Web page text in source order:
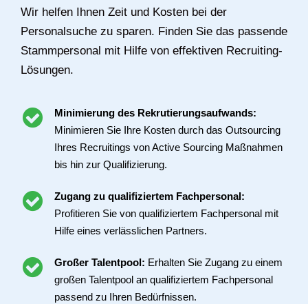
Wir helfen Ihnen Zeit und Kosten bei der
Personalsuche zu sparen. Finden Sie das passende
Stammpersonal mit Hilfe von effektiven Recruiting-
Lösungen.
Minimierung des Rekrutierungsaufwands:
Minimieren Sie Ihre Kosten durch das Outsourcing
Ihres Recruitings von Active Sourcing Maßnahmen
bis hin zur Qualifizierung.
Zugang zu qualifiziertem Fachpersonal:
Profitieren Sie von qualifiziertem Fachpersonal mit
Hilfe eines verlässlichen Partners.
Großer Talentpool: Erhalten Sie Zugang zu einem
großen Talentpool an qualifiziertem Fachpersonal
passend zu Ihren Bedürfnissen.